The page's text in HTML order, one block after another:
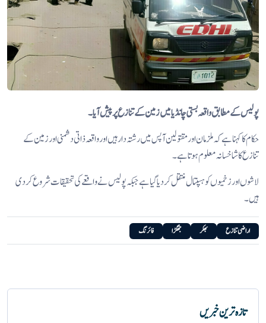
پولیس کے مطابق واقعہ بستی چانڈیا میں زمین کے تنازع پر پیش آیا۔
حکام کا کہنا ہے کہ ملزمان اور مقتولین آپس میں رشتہ دار ہیں اور واقعہ ذاتی دشمنی اور زمین کے
تنازع کا شاخسانہ معلوم ہوتا ہے۔
لاشوں اور زخمیوں کو ہسپتال منتقل کر دیا گیا ہے جبکہ پولیس نے واقعے کی تحقیقات شروع کر دی
ہیں۔
اراضی تنازع بھکر جھگڑا فائرنگ
تازہ ترین خبریں